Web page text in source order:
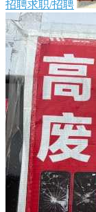
招聘求职/招聘